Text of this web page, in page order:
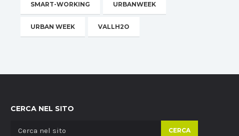
SMART-WORKING URBANWEEK
URBAN WEEK VALLH2O
CERCA NEL SITO
CERCA